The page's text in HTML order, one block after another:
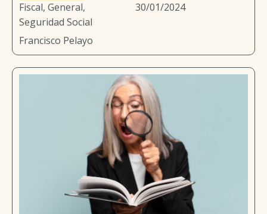
Fiscal,General,
Seguridad Social
30/01/2024
Francisco Pelayo